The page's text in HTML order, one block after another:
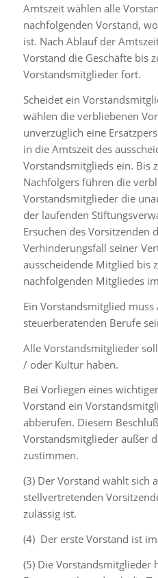
Amtszeit wählen alle
nachfolgenden Vorstand,
ist. Nach Ablauf der
Vorstand die Geschäfte bis
Vorstandsmitglieder fort.
Scheidet ein
wählen die verbliebenen
unverzüglich eine
in die Amtszeit des
Vorstandsmitglieds ein. Bis
Nachfolgers führen die
Vorstandsmitglieder die
der laufenden
Ersuchen des Vorsitzenden
Verhinderungsfall seiner
ausscheidende Mitglied bis
nachfolgenden Mitgliedes
Ein Vorstandsmitglied
steuerberatenden Berufe
Alle Vorstandsmitglieder
/ oder Kultur haben.
Bei Vorliegen eines
Vorstand ein
abberufen. Diesem
Vorstandsmitglieder außer
zustimmen.
(3) Der Vorstand wählt sich
stellvertretenden
zulässig ist.
(4) Der erste Vorstand ist
(5) Die Vorstandsmitglieder